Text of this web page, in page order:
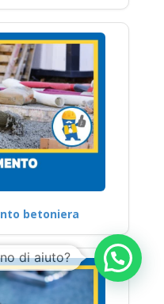
betoniera